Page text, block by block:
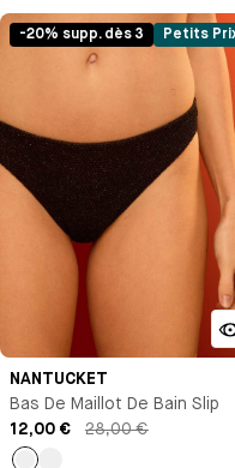
-20% supp. dès 3 Petits
NANTUCKET
Bas De Maillot De Bain Slip
12,00 €
28,00 €